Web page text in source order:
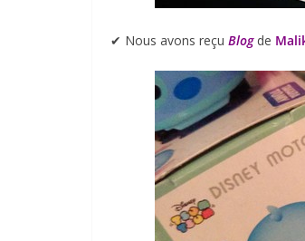
✔︎ Nous avons reçu Blogde